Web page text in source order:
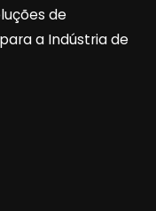
de
a Indústria de